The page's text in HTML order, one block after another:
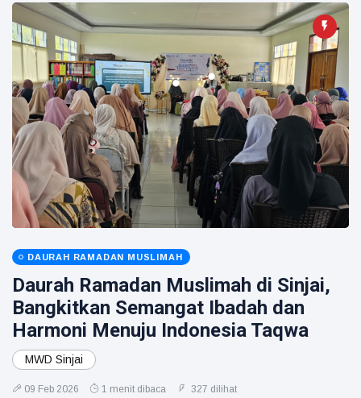
DAURAH RAMADAN MUSLIMAH
Daurah Ramadan Muslimah di Sinjai,
Bangkitkan Semangat Ibadah dan
Harmoni Menuju Indonesia Taqwa
MWD Sinjai
09 Feb 2026 1 menit dibaca 327 dilihat